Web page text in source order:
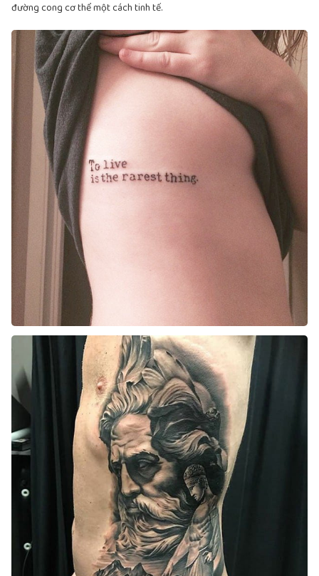
đường cong cơ thể một cách tinh tế.